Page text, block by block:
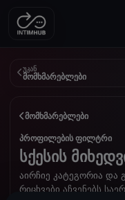
უკან
მომხმარებლები
მომხმარებლები
პროფილების ფილტრი
სქესის
აირჩიე კატეგორია და
რიცხვები აჩვენებს